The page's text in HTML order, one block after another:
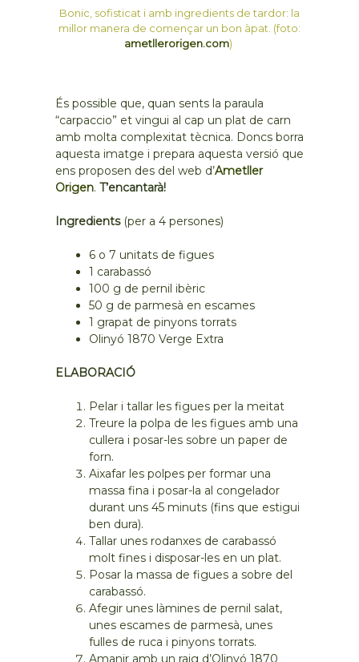
Bonic, sofisticat i amb ingredients de tardor: la
millor manera de començar un bon àpat. (foto:
ametllerorigen.com)
És possible que, quan sents la paraula
“carpaccio” et vingui al cap un plat de carn
amb molta complexitat tècnica. Doncs borra
aquesta imatge i prepara aquesta versió que
ens proposen des del web d’Ametller
Origen. T’encantarà!
Ingredients (per a 4 persones)
6 o 7 unitats de figues
1 carabassó
100 g de pernil ibèric
50 g de parmesà en escames
1 grapat de pinyons torrats
Olinyó 1870 Verge Extra
ELABORACIÓ
Pelar i tallar les figues per la meitat
Treure la polpa de les figues amb una
cullera i posar-les sobre un paper de
forn.
Aixafar les polpes per formar una
massa fina i posar-la al congelador
durant uns 45 minuts (fins que estigui
ben dura).
Tallar unes rodanxes de carabassó
molt fines i disposar-les en un plat.
Posar la massa de figues a sobre del
carabassó.
Afegir unes làmines de pernil salat,
unes escames de parmesà, unes
fulles de ruca i pinyons torrats.
Amanir amb un raig d’Olinyó 1870